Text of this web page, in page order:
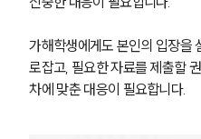
가해학생에게도 본인의 입장을
로잡고, 필요한 자료를 제출할
차에 맞춘 대응이 필요합니다.